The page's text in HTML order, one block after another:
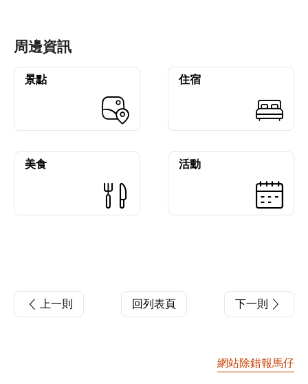
周邊資訊
景點 住宿
美食 活動
上一則 回列表頁 下一則
網站除錯報馬仔